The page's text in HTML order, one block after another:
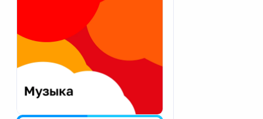
Екатеринбург
Калининград
Калуга